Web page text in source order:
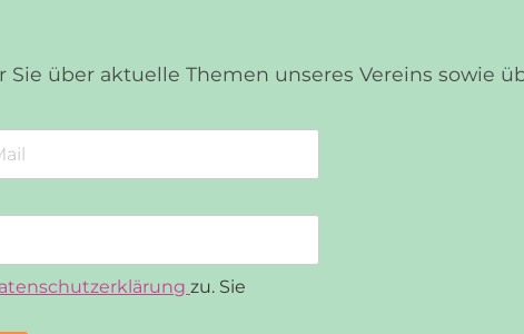
über aktuelle Themen unseres Vereins sowie
zu. Sie